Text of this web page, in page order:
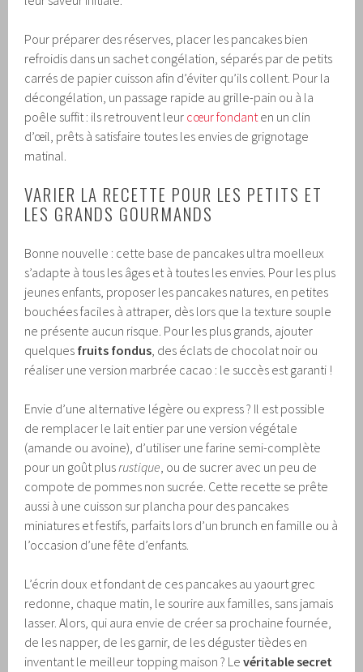
Pour préparer des réserves, placer les pancakes bien
refroidis dans un sachet congélation, séparés par de petits
carrés de papier cuisson afin d’éviter qu’ils collent. Pour la
décongélation, un passage rapide au grille-pain ou à la
poêle suffit : ils retrouvent leur cœur fondanten un clin
d’œil, prêts à satisfaire toutes les envies de grignotage
matinal.
VARIER LA RECETTE POUR LES PETITS ET
LES GRANDS GOURMANDS
Bonne nouvelle : cette base de pancakes ultra moelleux
s’adapte à tous les âges et à toutes les envies. Pour les plus
jeunes enfants, proposer les pancakes natures, en petites
bouchées faciles à attraper, dès lors que la texture souple
ne présente aucun risque. Pour les plus grands, ajouter
quelques fruits fondus, des éclats de chocolat noir ou
réaliser une version marbrée cacao : le succès est garanti !
Envie d’une alternative légère ou express ? Il est possible
de remplacer le lait entier par une version végétale
(amande ou avoine), d’utiliser une farine semi-complète
pour un goût plusrustique, ou de sucrer avec un peu de
compote de pommes non sucrée. Cette recette se prête
aussi à une cuisson sur plancha pour des pancakes
miniatures et festifs, parfaits lors d’un brunch en famille ou à
l’occasion d’une fête d’enfants.
L’écrin doux et fondant de ces pancakes au yaourt grec
redonne, chaque matin, le sourire aux familles, sans jamais
lasser. Alors, qui aura envie de créer sa prochaine fournée,
de les napper, de les garnir, de les déguster tièdes en
inventant le meilleur topping maison ? Levéritable secret